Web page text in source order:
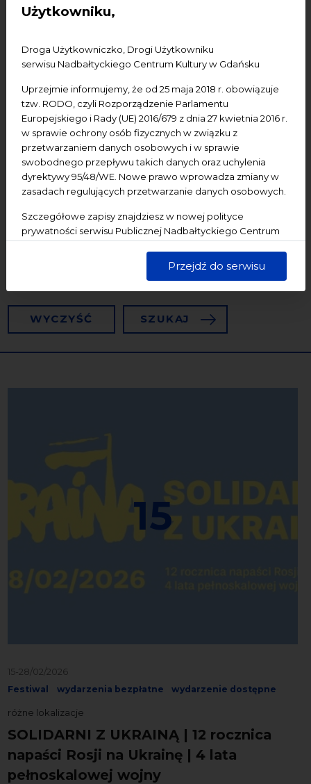
Użytkowniku,
Droga Użytkowniczko, Drogi Użytkowniku
serwisu Nadbałtyckiego Centrum Kultury w Gdańsku
Uprzejmie informujemy, że od 25 maja 2018 r. obowiązuje
tzw. RODO, czyli Rozporządzenie Parlamentu
Europejskiego i Rady (UE) 2016/679 z dnia 27 kwietnia 2016 r.
w sprawie ochrony osób fizycznych w związku z
przetwarzaniem danych osobowych i w sprawie
swobodnego przepływu takich danych oraz uchylenia
dyrektywy 95/48/WE. Nowe prawo wprowadza zmiany w
zasadach regulujących przetwarzanie danych osobowych.
Szczegółowe zapisy znajdziesz w nowej polityce
prywatności serwisu Publicznej Nadbałtyckiego Centrum
Kultury w Gdańsku. Jednocześnie informujemy, że Państwa
dane są przetwarzane w sposób bezpieczny, z należytą
starannością i zgodnie z obowiązującymi przepisami.
Przejdź do serwisu
Konferencje
Literatura
Warsztaty
wydarzenia bezpłatne
wydarzenia płatne
Spotkania
Koncerty Wystawy Edukacja
Data początkowa
Data końcowa
Termin:
-Wszystkie- Dzisiaj Jutro Pojutrze
WYCZYŚĆ SZUKAJ
15
15-28/02/2026
Festiwal wydarzenia bezpłatne wydarzenie dostępne
różne lokalizacje
SOLIDARNI Z UKRAINĄ | 12 rocznica
napaści Rosji na Ukrainę | 4 lata
pełnoskalowej wojny